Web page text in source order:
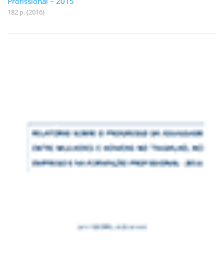
182 p. (2016)